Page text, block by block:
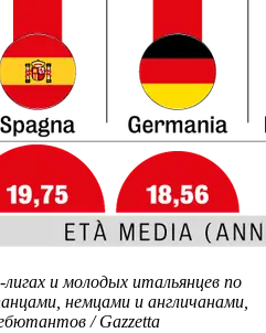
и молодых итальянцев по
немцами и англичанами,
/ Gazzetta